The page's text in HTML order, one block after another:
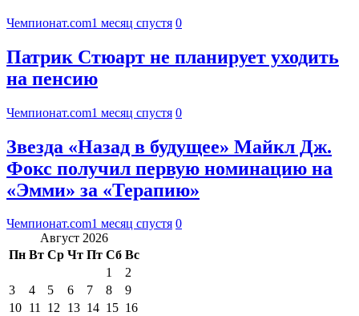
Чемпионат.com1 месяц спустя 0
Патрик Стюарт не планирует уходить
на пенсию
Чемпионат.com1 месяц спустя 0
Звезда «Назад в будущее» Майкл Дж.
Фокс получил первую номинацию на
«Эмми» за «Терапию»
Чемпионат.com1 месяц спустя 0
Август 2026
Пн Вт Ср Чт Пт Сб Вс
1
2
3
4 5 6 7 8
9
10 11 12 13 14 15 16